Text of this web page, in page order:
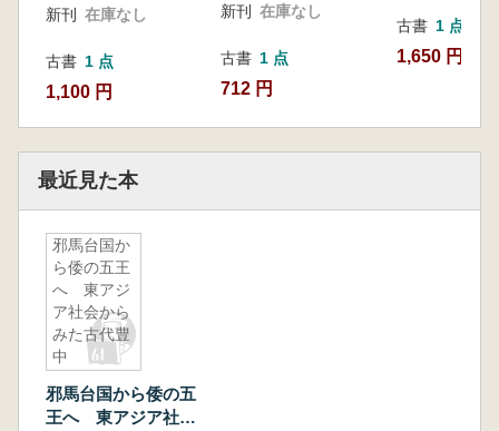
新刊 在庫なし
古書 1 点
1,100 円
新刊 在庫なし
古書 1 点
712 円
古書 1 点
1,650 円
最近見た本
邪馬台国か
ら倭の五王
へ 東アジ
ア社会から
みた古代豊
中
邪馬台国から倭の五
王へ 東アジア社会